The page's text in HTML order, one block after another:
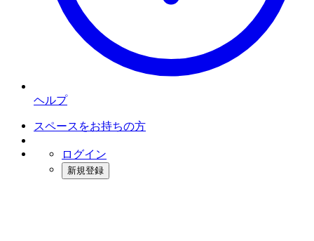
ヘルプ
スペースをお持ちの方
ログイン
新規登録